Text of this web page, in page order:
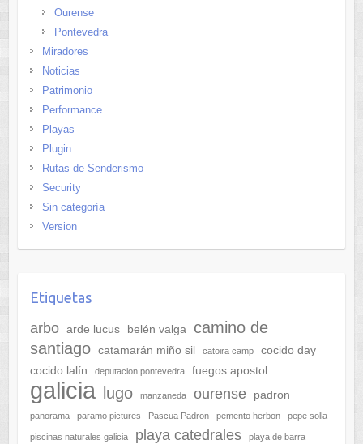
Ourense
Pontevedra
Miradores
Noticias
Patrimonio
Performance
Playas
Plugin
Rutas de Senderismo
Security
Sin categoría
Version
Etiquetas
arbo arde lucus belén valga
camino de
santiago catamarán miño sil catoira camp
cocido day
cocido lalín
deputacion pontevedra fuegos apostol
galicia lugo manzaneda ourense padron
panorama paramo pictures Pascua Padron pemento herbon pepe solla
piscinas naturales galicia playa catedrales playa de barra